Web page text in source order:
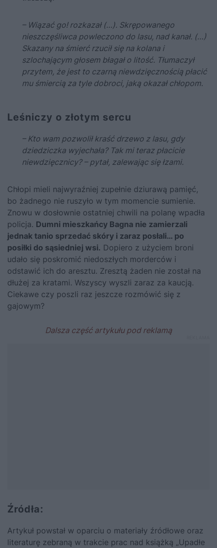
– Wiązać go! rozkazał (…). Skrępowanego
nieszczęśliwca powleczono do lasu, nad kanał. (…)
Skazany na śmierć rzucił się na kolana i
szlochającym głosem błagał o litość. Tłumaczył
przytem, że jest to czarną niewdzięcznością płacić
mu śmiercią za tyle dobroci, jaką okazał chłopom.
Leśniczy o złotym sercu
– Kto wam pozwolił kraść drzewo z lasu, gdy
dziedziczka wyjechała? Tak mi teraz płacicie
niewdzięcznicy? – pytał, zalewając się łzami.
Chłopi mieli najwyraźniej zupełnie dziurawą pamięć,
bo żadnego nie ruszyło w tym momencie sumienie.
Znowu w dosłownie ostatniej chwili na polanę wpadła
policja. Dumni mieszkańcy Bagna nie zamierzali
jednak tanio sprzedać skóry i zaraz posłali… po
posiłki do sąsiedniej wsi. Dopiero z użyciem broni
udało się poskromić niedoszłych morderców i
odstawić ich do aresztu. Zresztą żaden nie został na
dłużej za kratami. Wszyscy wyszli zaraz za kaucją.
Ciekawe czy poszli raz jeszcze rozmówić się z
gajowym?
Źródła:
Artykuł powstał w oparciu o materiały źródłowe oraz
literaturę zebraną w trakcie prac nad książką „Upadłe